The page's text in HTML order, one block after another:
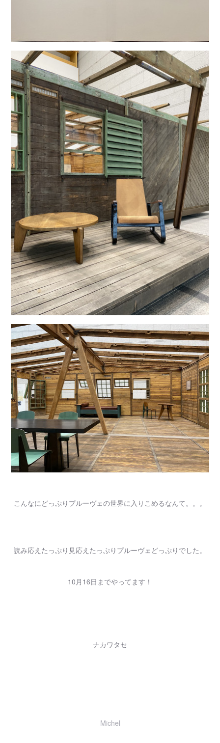
こんなにどっぷりプルーヴェの世界に入りこめるなんて。。。
読み応えたっぷり見応えたっぷりプルーヴェどっぷりでした。
10月16日までやってます！
ナカワタセ
Michel